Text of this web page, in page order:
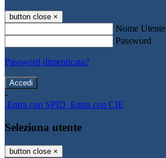
button close ×
Nome Utente
Password
Password dimenticata?
-
Entra con SPID Entra con CIE
Seleziona utente
button close ×